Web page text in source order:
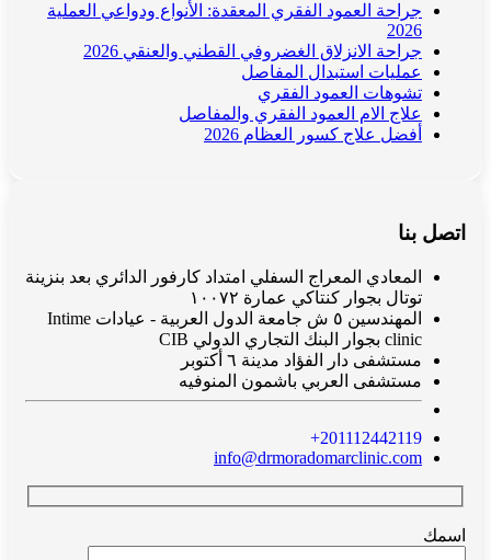
جراحة العمود الفقري المعقدة: الأنواع ودواعي العملية
2026
جراحة الانزلاق الغضروفي القطني والعنقي 2026
عمليات استبدال المفاصل
تشوهات العمود الفقري
علاج الام العمود الفقري والمفاصل
أفضل علاج كسور العظام 2026
اتصل بنا
المعادي المعراج السفلي امتداد كارفور الدائري بعد بنزينة
توتال بجوار كنتاكي عمارة ١٠٠٧٢
المهندسين ٥ ش جامعة الدول العربية - عيادات Intime
clinic بجوار البنك التجاري الدولي CIB
مستشفى دار الفؤاد مدينة ٦ أكتوبر
مستشفى العربي باشمون المنوفيه
+201112442119
info@drmoradomarclinic.com
اسمك